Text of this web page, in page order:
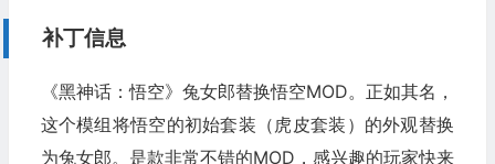
补丁信息
《黑神话：悟空》兔女郎替换悟空MOD。正如其名，
这个模组将悟空的初始套装（虎皮套装）的外观替换
为兔女郎。是款非常不错的MOD，感兴趣的玩家快来